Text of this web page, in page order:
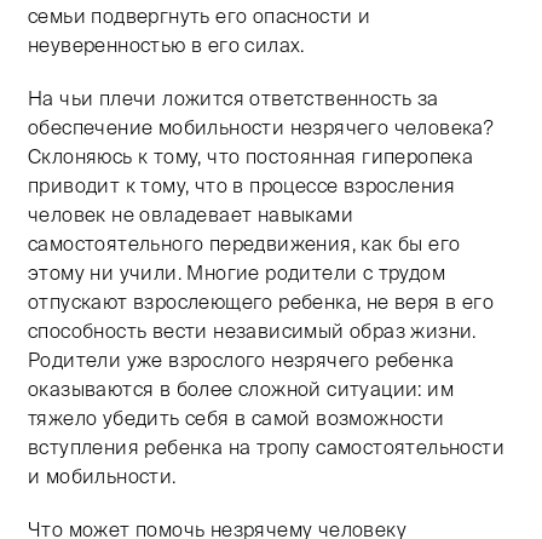
семьи подвергнуть его опасности и
неуверенностью в его силах.
На чьи плечи ложится ответственность за
обеспечение мобильности незрячего человека?
Склоняюсь к тому, что постоянная гиперопека
приводит к тому, что в процессе взросления
человек не овладевает навыками
самостоятельного передвижения, как бы его
этому ни учили. Многие родители с трудом
отпускают взрослеющего ребенка, не веря в его
способность вести независимый образ жизни.
Родители уже взрослого незрячего ребенка
оказываются в более сложной ситуации: им
тяжело убедить себя в самой возможности
вступления ребенка на тропу самостоятельности
и мобильности.
Что может помочь незрячему человеку